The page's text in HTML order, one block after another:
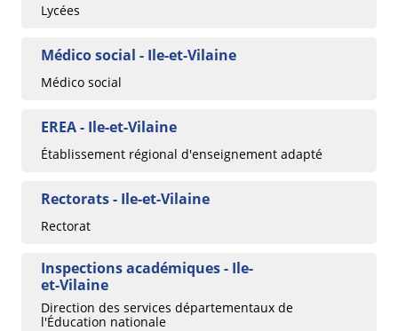
Lycées
Médico social - Ile-et-Vilaine
Médico social
EREA - Ile-et-Vilaine
Établissement régional d'enseignement adapté
Rectorats - Ile-et-Vilaine
Rectorat
Inspections académiques - Ile-
et-Vilaine
Direction des services départementaux de
l'Éducation nationale